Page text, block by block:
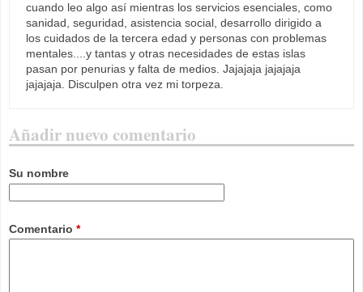
cuando leo algo así mientras los servicios esenciales, como
sanidad, seguridad, asistencia social, desarrollo dirigido a
los cuidados de la tercera edad y personas con problemas
mentales....y tantas y otras necesidades de estas islas
pasan por penurias y falta de medios. Jajajaja jajajaja
jajajaja. Disculpen otra vez mi torpeza.
Añadir nuevo comentario
Su nombre
Comentario *